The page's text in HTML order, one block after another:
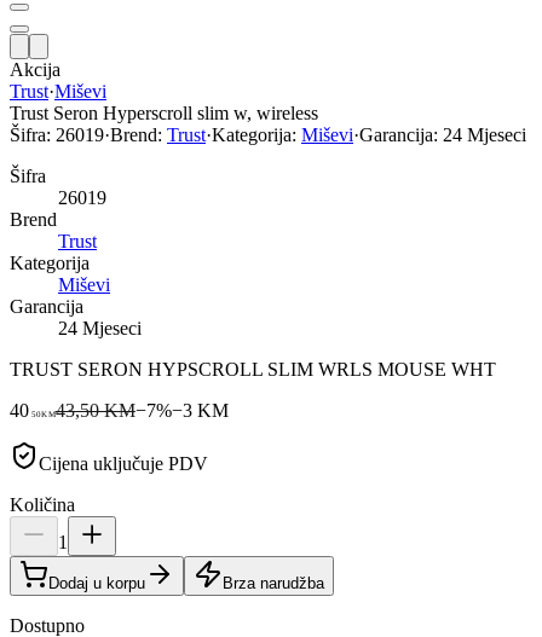
Akcija
Trust·Miševi
Trust Seron Hyperscroll slim w, wireless
Šifra: 26019·Brend: Trust·Kategorija: Miševi·Garancija: 24 Mjeseci
Šifra
26019
Brend
Trust
Kategorija
Miševi
Garancija
24 Mjeseci
TRUST SERON HYPSCROLL SLIM WRLS MOUSE WHT
40 50KM43,50 KM−7%−3KM
Cijena uključuje PDV
Količina
1
Dodaj u korpu Brza narudžba
Dostupno